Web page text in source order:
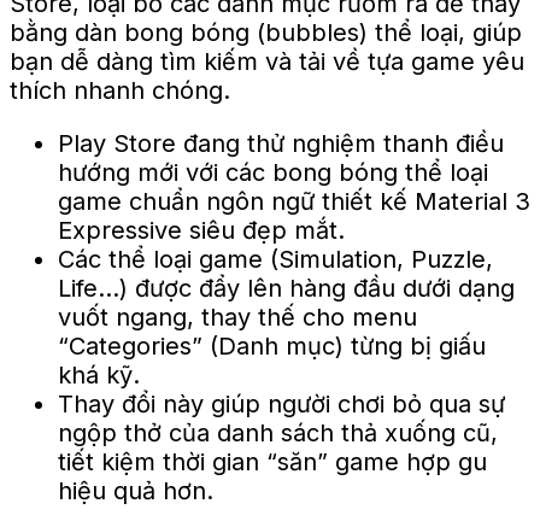
bằng dàn bong bóng (bubbles) thể loại, giúp
bạn dễ dàng tìm kiếm và tải về tựa game yêu
thích nhanh chóng.
Play Store đang thử nghiệm thanh điều
hướng mới với các bong bóng thể loại
game chuẩn ngôn ngữ thiết kế Material 3
Expressive siêu đẹp mắt.
Các thể loại game (Simulation, Puzzle,
Life…) được đẩy lên hàng đầu dưới dạng
vuốt ngang, thay thế cho menu
“Categories” (Danh mục) từng bị giấu
khá kỹ.
Thay đổi này giúp người chơi bỏ qua sự
ngộp thở của danh sách thả xuống cũ,
tiết kiệm thời gian “săn” game hợp gu
hiệu quả hơn.